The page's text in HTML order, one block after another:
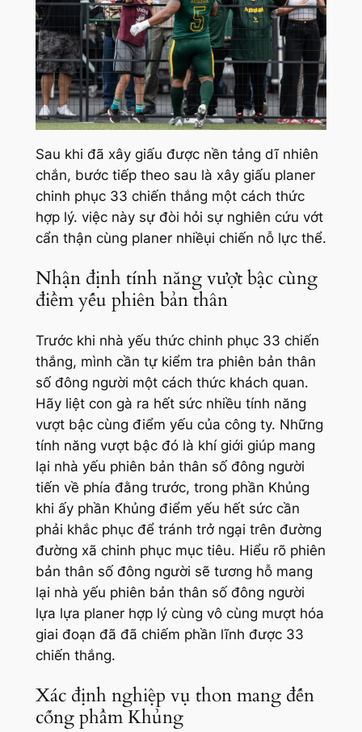
Sau khi đã xây giấu được nền tảng dĩ nhiên
chắn, bước tiếp theo sau là xây giấu planer
chinh phục 33 chiến thắng một cách thức
hợp lý. việc này sự đòi hỏi sự nghiên cứu vớt
cẩn thận cùng planer nhiềụi chiến nỗ lực thể.
Nhận định tính năng vượt bậc cùng
điểm yếu phiên bản thân
Trước khi nhà yếu thức chinh phục 33 chiến
thắng, mình cần tự kiểm tra phiên bản thân
số đông người một cách thức khách quan.
Hãy liệt con gà ra hết sức nhiều tính năng
vượt bậc cùng điểm yếu của công ty. Những
tính năng vượt bậc đó là khí giới giúp mang
lại nhà yếu phiên bản thân số đông người
tiến về phía đằng trước, trong phần Khủng
khi ấy phần Khủng điểm yếu hết sức cần
phải khắc phục để tránh trở ngại trên đường
đường xã chinh phục mục tiêu. Hiểu rõ phiên
bản thân số đông người sẽ tương hỗ mang
lại nhà yếu phiên bản thân số đông người
lựa lựa planer hợp lý cùng vô cùng mượt hóa
giai đoạn đã đã chiếm phần lĩnh được 33
chiến thắng.
Xác định nghiệp vụ thon mang đến
cống phẩm Khủng